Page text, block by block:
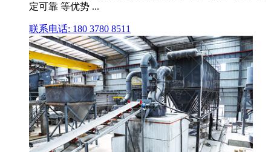
定可靠 等优势 ...
联系电话: 180 3780 8511